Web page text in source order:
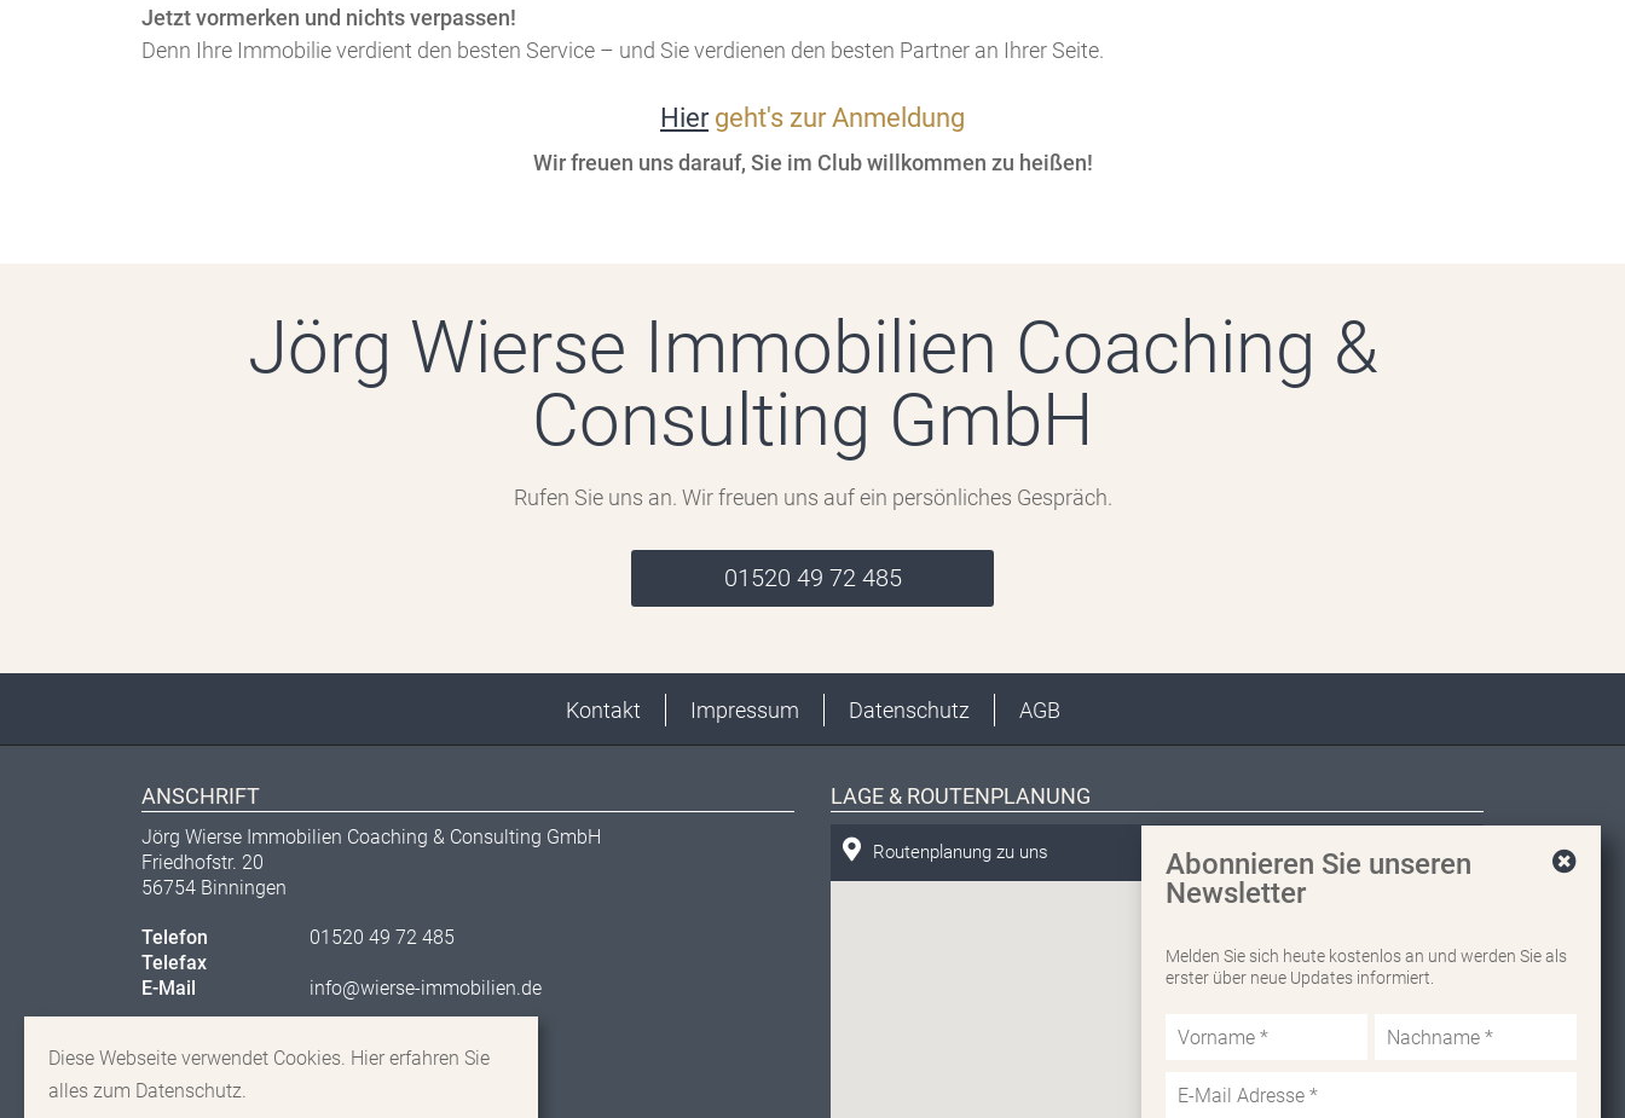
Jetzt vormerken und nichts verpassen!
Denn Ihre Immobilie verdient den besten Service – und Sie verdienen den besten Partner an Ihrer Seite.
Hiergeht's zur Anmeldung
Wir freuen uns darauf, Sie im Club willkommen zu heißen!
Jörg Wierse Immobilien Coaching &
Consulting GmbH
Rufen Sie uns an. Wir freuen uns auf ein persönliches Gespräch.
01520 49 72 485
Kontakt Impressum Datenschutz AGB
ANSCHRIFT
Jörg Wierse Immobilien Coaching & Consulting GmbH
Friedhofstr. 20
56754 Binningen
Telefon
01520 49 72 485
Telefax
E-Mail
info@wierse-immobilien.de
LAGE & ROUTENPLANUNG
Routenplanung zu uns
Abonnieren Sie unseren
Newsletter
Melden Sie sich heute kostenlos an und werden Sie als
erster über neue Updates informiert.
Diese Webseite verwendet Cookies. Hier erfahren Sie
alles zum Datenschutz.